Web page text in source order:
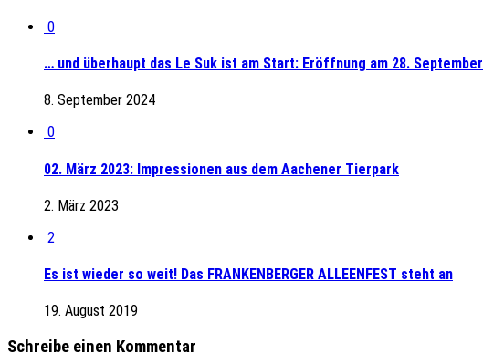
0
… und überhaupt das Le Suk ist am Start: Eröffnung am 28. September
8. September 2024
0
02. März 2023: Impressionen aus dem Aachener Tierpark
2. März 2023
2
Es ist wieder so weit! Das FRANKENBERGER ALLEENFEST steht an
19. August 2019
Schreibe einen Kommentar